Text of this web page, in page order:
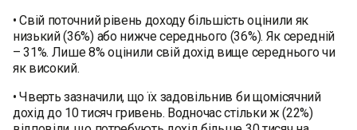
• Свій поточний рівень доходу більшість оцінили як
низький (36%) або нижче середнього (36%). Як середній
– 31%. Лише 8% оцінили свій дохід вище середнього чи
як високий.
• Чверть зазначили, що їх задовільнив би щомісячний
дохід до 10 тисяч гривень. Водночас стільки ж (22%)